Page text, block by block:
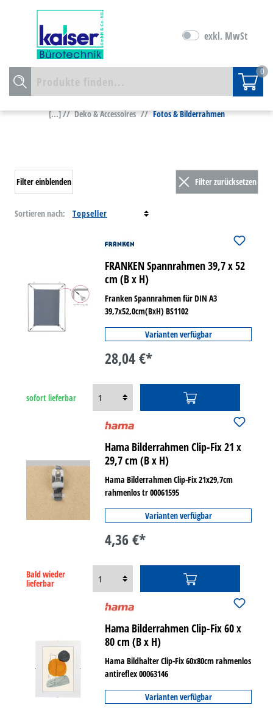
exkl. MwSt
0
[...] //Deko & Accessoires // Fotos & Bilderrahmen
Filter einblenden Filter zurücksetzen
Sortieren nach:
FRANKEN Spannrahmen 39,7 x 52
cm (B x H)
Franken Spannrahmen für DIN A3
39,7x52,0cm(BxH) BS1102
Varianten verfügbar
28,04 €*
sofort lieferbar
Hama Bilderrahmen Clip-Fix 21 x
29,7 cm (B x H)
Hama Bilderrahmen Clip-Fix 21x29,7cm
rahmenlos tr 00061595
Varianten verfügbar
4,36 €*
Bald wieder
lieferbar
Hama Bilderrahmen Clip-Fix 60 x
80 cm (B x H)
Hama Bildhalter Clip-Fix 60x80cm rahmenlos
antireflex 00063146
Varianten verfügbar